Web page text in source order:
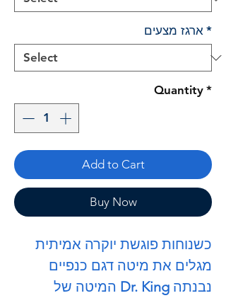
ארגז מצעים *
Quantity *
Add to Cart
Buy Now
כשנוחות פוגשת יוקרה אמיתית
מגלים את מיטה דגם כנפיים
Dr. King